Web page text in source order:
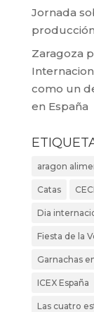
Jornada
Zaragoza
como un
en España
aragon
Catas
Dia
Fiesta de la
Garnachas
ICEX España
Las cuatro